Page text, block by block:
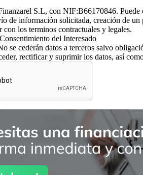
S.L, con NIF:B66170846. Puede
de información solicitada, creación de un
con los terminos contractuales y legales.
Consentimiento del Interesado
se cederán datos a terceros salvo
rectificar y suprimir los datos, así